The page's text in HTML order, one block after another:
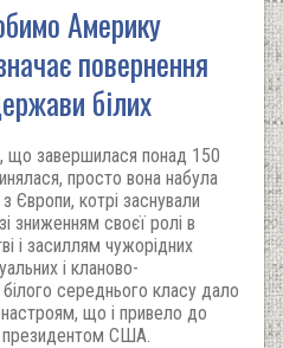
Америку
повернення
білих
що завершилася понад 150
просто вона набула
Європи, котрі заснували
зниженням своєї ролі в
і засиллям чужорідних
і кланово-
середнього класу дало
що і привело до
президентом США.